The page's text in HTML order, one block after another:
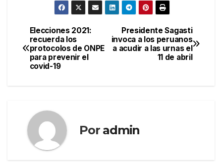
Navegación
de
Presidente Sagasti
invoca a los peruanos
a acudir a las urnas el
11 de abril
Elecciones 2021:
recuerda los
protocolos de ONPE
para prevenir el
covid-19
Por admin